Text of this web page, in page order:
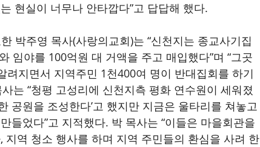
현실이 너무나 안타깝다”고 답답해 했다.
박주영 목사(사랑의교회)는 “신천지는 종교사기집
임야를 100억원 대 거액을 주고 매입했다”며 “그곳
려지면서 지역주민 1천400여 명이 반대집회를 하기
는 “청평 고성리에 신천지측 평화 연수원이 세워졌
공원을 조성한다’고 했지만 지금은 울타리를 쳐놓고
들었다”고 지적했다. 박 목사는 “이들은 마을회관을
역 청소 행사를 하며 지역 주민들의 환심을 사려 한